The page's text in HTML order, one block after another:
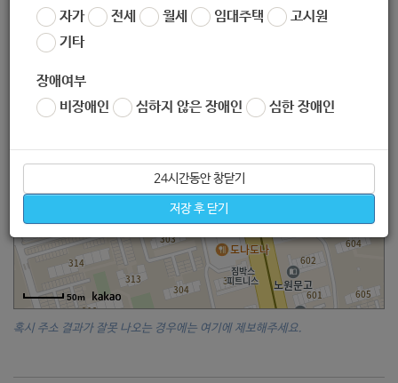
자가
전세 월세 임대주택
고시원
기타
장애여부
비장애인
심하지 않은 장애인 심한 장애인
24시간동안 창닫기
저장 후 닫기
서울특별시 노원구 동일로 1405 KB금융노원Plaza, 9층
50m
혹시 주소 결과가 잘못 나오는 경우에는 여기에 제보해주세요.